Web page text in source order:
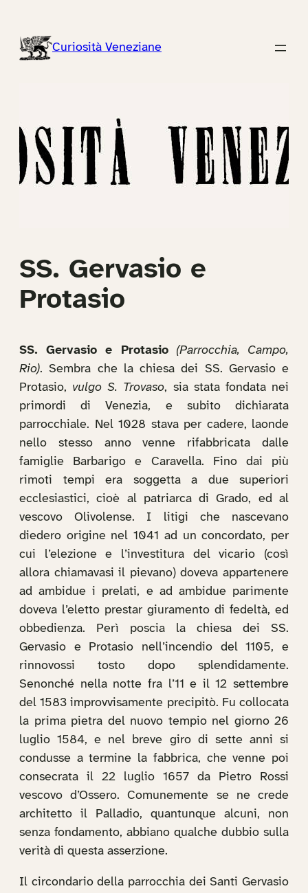
contenutoCuriosità Veneziane
SS. Gervasio e
Protasio
SS. Gervasio e Protasio
(Parrocchia, Campo,
Rio). Sembra che la chiesa dei SS. Gervasio e
Protasio, vulgo S. Trovaso, sia stata fondata nei
primordi di Venezia, e subito dichiarata
parrocchiale. Nel 1028 stava per cadere, laonde
nello stesso anno venne rifabbricata dalle
famiglie Barbarigo e Caravella. Fino dai più
rimoti tempi era soggetta a due superiori
ecclesiastici, cioè al patriarca di Grado, ed al
vescovo Olivolense. I litigi che nascevano
diedero origine nel 1041 ad un concordato, per
cui l’elezione e l’investitura del vicario (così
allora chiamavasi il pievano) doveva appartenere
ad ambidue i prelati, e ad ambidue parimente
doveva l’eletto prestar giuramento di fedeltà, ed
obbedienza. Perì poscia la chiesa dei SS.
Gervasio e Protasio nell’incendio del 1105, e
rinnovossi tosto dopo splendidamente.
Senonché nella notte fra l’11 e il 12 settembre
del 1583 improvvisamente precipitò. Fu collocata
la prima pietra del nuovo tempio nel giorno 26
luglio 1584, e nel breve giro di sette anni si
condusse a termine la fabbrica, che venne poi
consecrata il 22 luglio 1657 da Pietro Rossi
vescovo d’Ossero. Comunemente se ne crede
architetto il Palladio, quantunque alcuni, non
senza fondamento, abbiano qualche dubbio sulla
verità di questa asserzione.
Il circondario della parrocchia dei Santi Gervasio